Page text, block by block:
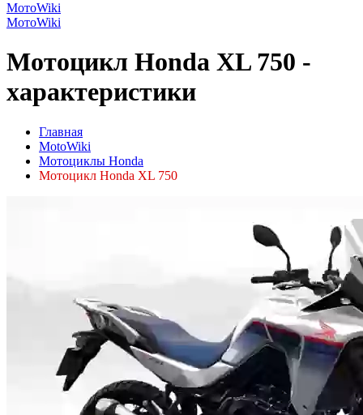
МотоWiki
МотоWiki
Мотоцикл Honda XL 750 -
характеристики
Главная
MotoWiki
Мотоциклы Honda
Мотоцикл Honda XL 750